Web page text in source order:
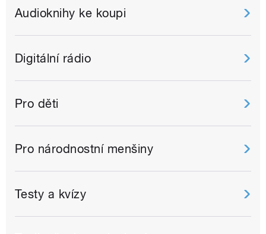
Audioknihy ke koupi
Digitální rádio
Pro děti
Pro národnostní menšiny
Testy a kvízy